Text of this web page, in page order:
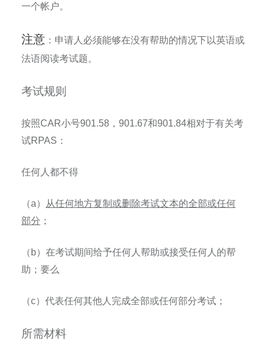
一个帐户。
注意：申请人必须能够在没有帮助的情况下以英语或
法语阅读考试题。
考试规则
按照CAR小号901.58， 901.67和901.84相对于有关考
试RPAS ：
任何人都不得
（a）
从任何地方复制或删除考试文本的全部或任何
部分 ；
（ b）在考试期间给予任何人帮助或接受任何人的帮
助；要么
（c）代表任何其他人完成全部或任何部分考试；
所需材料